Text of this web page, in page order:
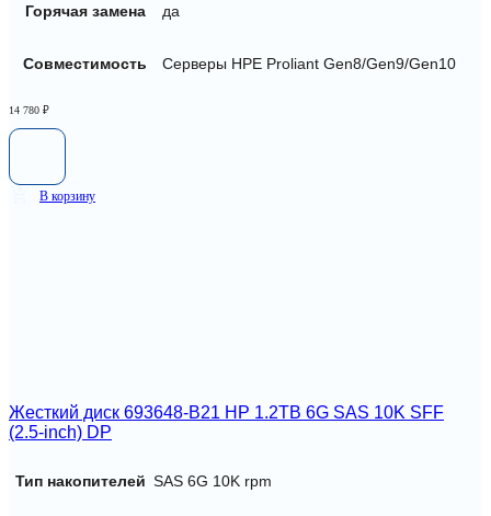
Горячая замена да
Совместимость Серверы HPE Proliant Gen8/Gen9/Gen10
14 780 ₽
В корзину
Жесткий диск 693648-B21 HP 1.2TB 6G SAS 10K SFF
(2.5-inch) DP
Тип накопителей SAS 6G 10K rpm